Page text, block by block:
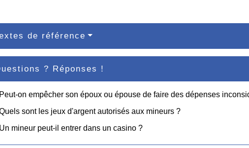
de référence
? Réponses !
Peut-on empêcher son époux ou épouse de faire des dépenses
sont les jeux d'argent autorisés aux mineurs ?
Un mineur peut-il entrer dans un casino ?